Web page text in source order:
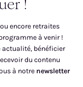
!
encore retraites
à venir !
actualité, bénéficier
du contenu
à notre newsletter